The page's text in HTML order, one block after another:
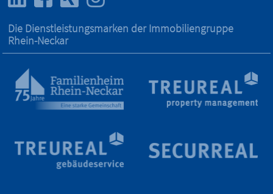
Die Dienstleistungs­marken der Immobilien­gruppe
Rhein-Neckar